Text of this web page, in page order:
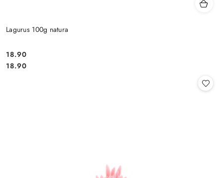
Lagurus 100g natura
Cena:
18.90
Cena:
18.90